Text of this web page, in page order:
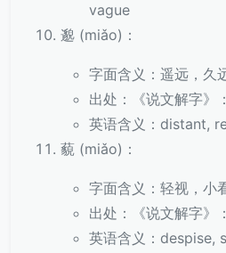
vague
邈 (miǎo)：
字面含义：遥远，久
出处：《说文解字》
英语含义：distant,
藐 (miǎo)：
字面含义：轻视，小
出处：《说文解字》
英语含义：despise,